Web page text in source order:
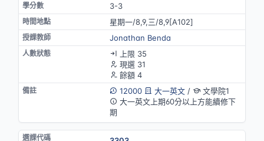
3-3
星期一/8,9,三/8,9[A102]
Jonathan Benda
上限 35
現選 31
餘額 4
12000
大一英文/
文學院1
大一英文上期60分以上方能續修下
期